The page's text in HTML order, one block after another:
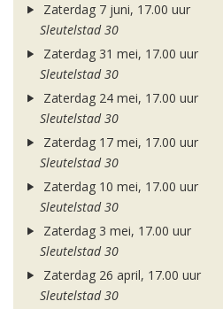
Zaterdag 7 juni, 17.00 uur
Sleutelstad 30
Zaterdag 31 mei, 17.00 uur
Sleutelstad 30
Zaterdag 24 mei, 17.00 uur
Sleutelstad 30
Zaterdag 17 mei, 17.00 uur
Sleutelstad 30
Zaterdag 10 mei, 17.00 uur
Sleutelstad 30
Zaterdag 3 mei, 17.00 uur
Sleutelstad 30
Zaterdag 26 april, 17.00 uur
Sleutelstad 30